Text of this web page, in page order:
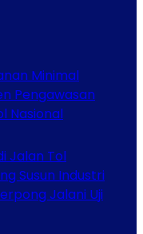
Minimal
Pengawasan
Nasional
Jalan Tol
Susun Industri
Jalani Uji